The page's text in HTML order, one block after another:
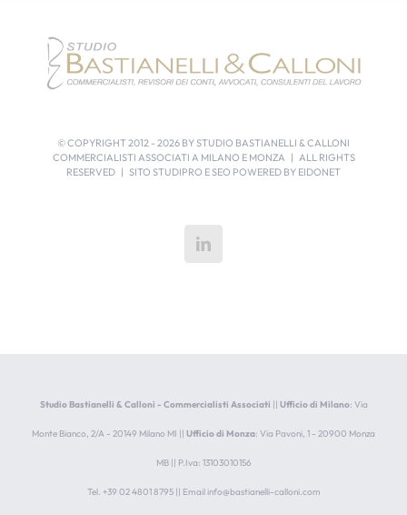
© COPYRIGHT 2012 - 2026 BY STUDIO BASTIANELLI & CALLONI
COMMERCIALISTI ASSOCIATI A MILANO E MONZA | ALL RIGHTS
RESERVED | SITO STUDIPRO E SEO POWERED BY EIDONET
Studio Bastianelli & Calloni - Commercialisti Associati Ufficio di Milano: Via
Monte Bianco, 2/A - 20149 Milano MI || Ufficio di Monza: Via Pavoni, 1 - 20900 Monza
MB || P.Iva: 13103010156
Tel. +39 02 4801 8795 || Emailinfo@bastianelli-calloni.com